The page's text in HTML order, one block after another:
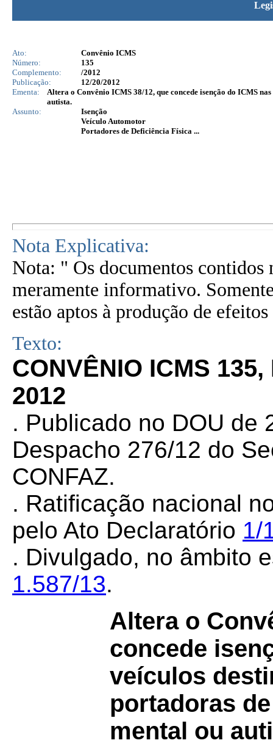
Ato:
Convênio ICMS
Número:
135
Complemento:
/2012
Publicação:
12/20/2012
Ementa:
Altera o Convênio ICMS 38/12, que concede isenção do ICMS
autista.
Assunto:
Isenção
Veículo Automotor
Portadores de Deficiência Física ...
Nota Explicativa:
Nota: " Os documentos contidos
meramente informativo.
estão aptos à produção de
Texto:
CONVÊNIO ICMS
2012
. Publicado no DOU de
Despacho 276/12 do
CONFAZ.
. Ratificação nacional
pelo Ato Declaratório 1/
. Divulgado, no âmbito
1.587/13.
Altera o
concede
veículos
portadoras
mental ou